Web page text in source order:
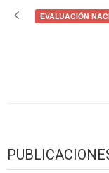
de EVALUACIÓN